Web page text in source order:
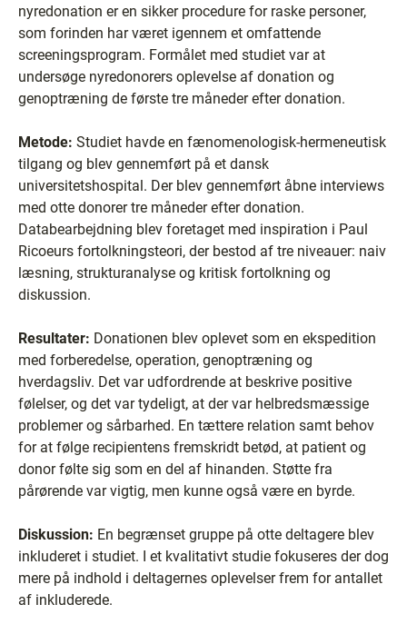
nyredonation er en sikker procedure for raske personer,
som forinden har været igennem et omfattende
screeningsprogram. Formålet med studiet var at
undersøge nyredonorers oplevelse af donation og
genoptræning de første tre måneder efter donation.
Metode: Studiet havde en fænomenologisk-hermeneutisk
tilgang og blev gennemført på et dansk
universitetshospital. Der blev gennemført åbne interviews
med otte donorer tre måneder efter donation.
Databearbejdning blev foretaget med inspiration i Paul
Ricoeurs fortolkningsteori, der bestod af tre niveauer: naiv
læsning, strukturanalyse og kritisk fortolkning og
diskussion.
Resultater: Donationen blev oplevet som en ekspedition
med forberedelse, operation, genoptræning og
hverdagsliv. Det var udfordrende at beskrive positive
følelser, og det var tydeligt, at der var helbredsmæssige
problemer og sårbarhed. En tættere relation samt behov
for at følge recipientens fremskridt betød, at patient og
donor følte sig som en del af hinanden. Støtte fra
pårørende var vigtig, men kunne også være en byrde.
Diskussion: En begrænset gruppe på otte deltagere blev
inkluderet i studiet. I et kvalitativt studie fokuseres der dog
mere på indhold i deltagernes oplevelser frem for antallet
af inkluderede.